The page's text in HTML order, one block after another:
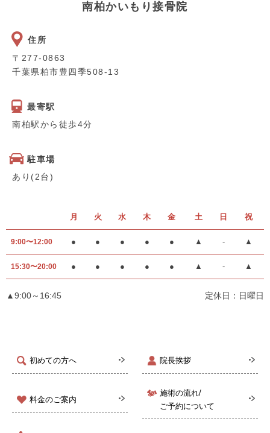
初めての方へ 院長挨拶
料金のご案内
施術の流れ/
ご予約について
南柏かいもり接骨院
住所
〒277-0863
千葉県柏市豊四季508-13
最寄駅
南柏駅から徒歩4分
駐車場
あり(2台)
月 火 水 木 金 土 日 祝
9:00〜12:00 ● ● ● ● ● ▲ - ▲
15:30〜20:00 ● ● ● ● ● ▲ - ▲
▲9:00～16:45 定休日：日曜日